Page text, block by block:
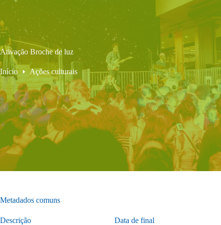
Ativação Broche de luz
Início Ações culturais
Metadados comuns
Descrição Data de final